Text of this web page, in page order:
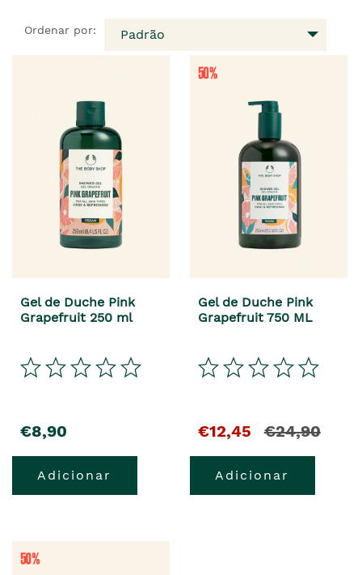
Ordenar por: Padrão
Gel de Duche Pink
Grapefruit 250 ml
€8,90
Adicionar
Gel de Duche Pink
Grapefruit 750 ML
€12,45 €24,90
Adicionar